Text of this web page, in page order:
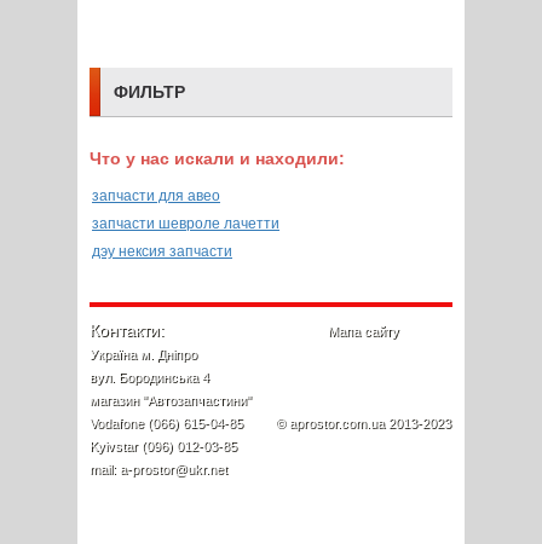
ФИЛЬТР
Что у нас искали и находили:
запчасти для авео
запчасти шевроле лачетти
дэу нексия запчасти
Контакти:
Україна м. Дніпро
вул. Бородинська 4
магазин "Автозапчастини"
Vodafone (066) 615-04-85
Kyivstar (096) 012-03-85
mail: a-prostor@ukr.net
Мапа сайту
© aprostor.com.ua 2013-2023